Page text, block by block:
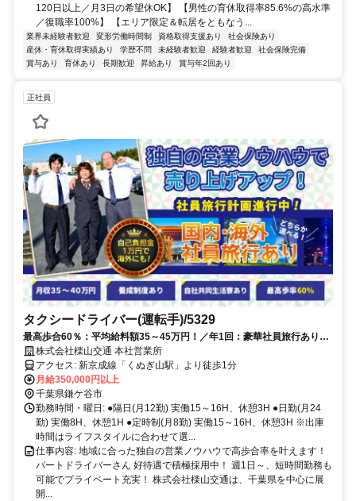
120日以上／月3日の希望休OK】 【男性の育休取得率85.6%の高水準
／復職率100%】 【エリア限定＆転居をともなう...
業界未経験者歓迎 変形労働時間制 資格取得支援あり
社会保険あり
産休・育休取得実績あり
学歴不問 未経験者歓迎 経験者歓迎
社会保険完備
賞与あり
育休あり 長期歓迎 昇給あり 賞与年2回あり
正社員
タクシードライバー(運転手)/5329
最高歩合60％：平均給料額35～45万円！／年1回：豪華社員旅行あり／
自社共同生活寮あり
株式会社檪山交通 本社営業所
アクセス: 新京成線「くぬぎ山駅」より徒歩1分
月給350,000円以上
千葉県鎌ケ谷市
勤務時間・曜日: ●隔日(月12勤) 実働15～16H、休憩3H ●日勤(月24
勤) 実働8H、休憩1H ●定時制(月8勤) 実働15～16H、休憩3H ※出庫
時間はライフスタイルに合わせて選...
仕事内容: 地域に合った独自の営業ノウハウで高歩合率を叶えます！
パートドライバーさん 好待遇で積極採用中！ 週1日～、短時間勤務も
可能でプライベート充実！ 株式会社檪山交通は、千葉県を中心に展
開...